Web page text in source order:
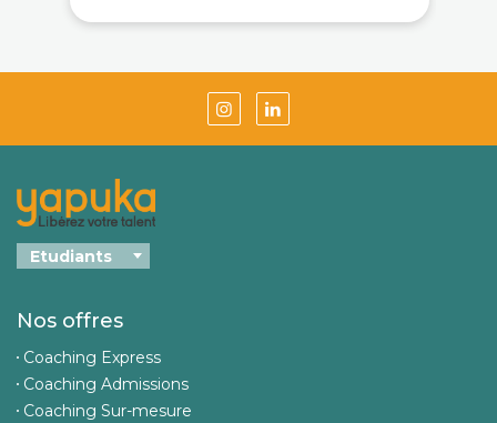
Nos offres
Coaching Express
Coaching Admissions
Coaching Sur-mesure